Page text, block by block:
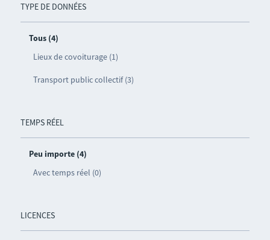
TYPE DE DONNÉES
Tous (4)
Lieux de covoiturage (1)
Transport public collectif (3)
TEMPS RÉEL
Peu importe (4)
Avec temps réel (0)
LICENCES